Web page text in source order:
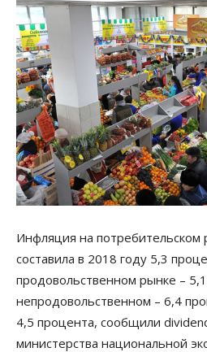
Инфляция на потребительском
составила в 2018 году 5,3
продовольственном рынке –
непродовольственном – 6,4
4,5 процента, сообщили
министерства национальной